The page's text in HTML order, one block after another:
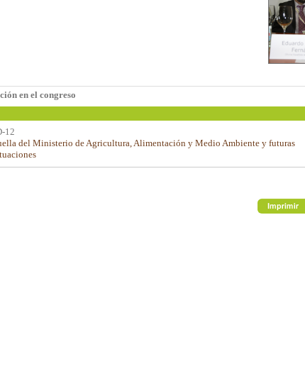
en el congreso
12
del Ministerio de Agricultura, Alimentación y Medio Ambiente y futuras